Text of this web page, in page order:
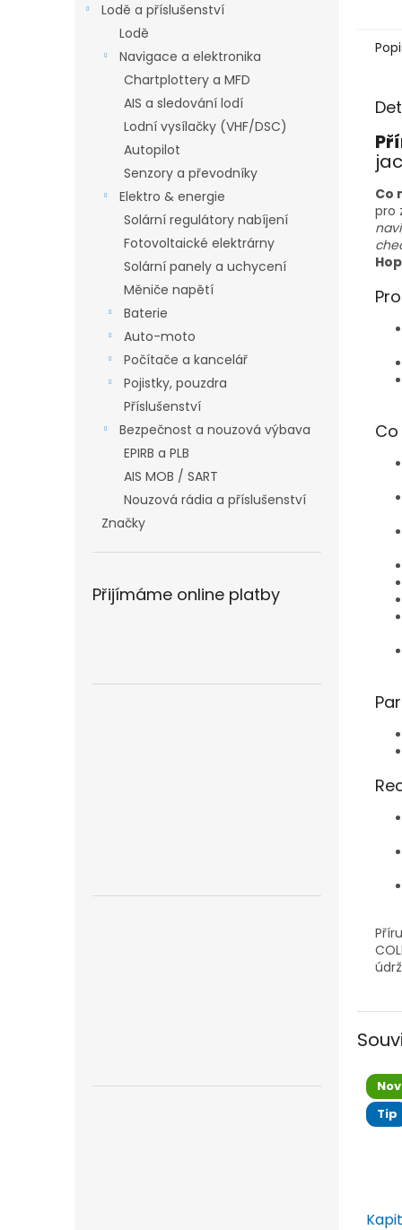
Lodě a příslušenství
Lodě
Navigace a elektronika
Chartplottery a MFD
AIS a sledování lodí
Lodní vysílačky (VHF/DSC)
Autopilot
Senzory a převodníky
Elektro & energie
Solární regulátory nabíjení
Fotovoltaické elektrárny
Solární panely a uchycení
Měniče napětí
Baterie
Auto-moto
Počítače a kancelář
Pojistky, pouzdra
Příslušenství
Bezpečnost a nouzová výbava
EPIRB a PLB
AIS MOB / SART
Nouzová rádia a příslušenství
Značky
Přijímáme online platby
Co
pro
Tip